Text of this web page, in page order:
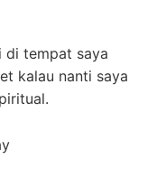
di tempat saya
kalau nanti saya